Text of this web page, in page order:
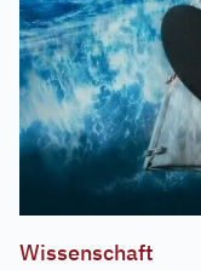
Wissenschaft